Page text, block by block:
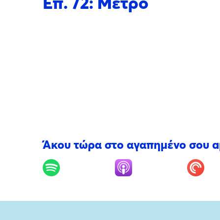
Άκου τώρα στο αγαπημένο σου